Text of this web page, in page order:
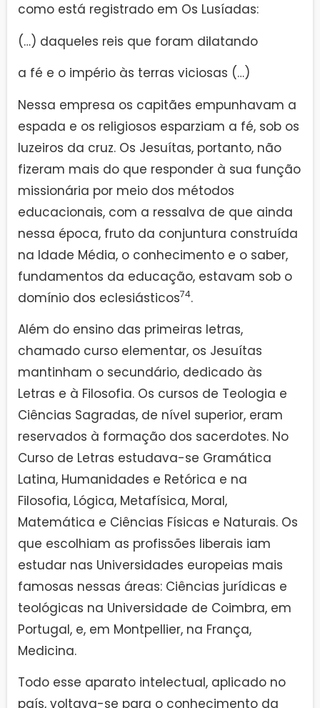
como está registrado em Os Lusíadas:
(…) daqueles reis que foram dilatando
a fé e o império às terras viciosas (…)
Nessa empresa os capitães empunhavam a
espada e os religiosos esparziam a fé, sob os
luzeiros da cruz. Os Jesuítas, portanto, não
fizeram mais do que responder à sua função
missionária por meio dos métodos
educacionais, com a ressalva de que ainda
nessa época, fruto da conjuntura construída
na Idade Média, o conhecimento e o saber,
fundamentos da educação, estavam sob o
domínio dos eclesiásticos74.
Além do ensino das primeiras letras,
chamado curso elementar, os Jesuítas
mantinham o secundário, dedicado às
Letras e à Filosofia. Os cursos de Teologia e
Ciências Sagradas, de nível superior, eram
reservados à formação dos sacerdotes. No
Curso de Letras estudava-se Gramática
Latina, Humanidades e Retórica e na
Filosofia, Lógica, Metafísica, Moral,
Matemática e Ciências Físicas e Naturais. Os
que escolhiam as profissões liberais iam
estudar nas Universidades europeias mais
famosas nessas áreas: Ciências jurídicas e
teológicas na Universidade de Coimbra, em
Portugal, e, em Montpellier, na França,
Medicina.
Todo esse aparato intelectual, aplicado no
país, voltava-se para o conhecimento da